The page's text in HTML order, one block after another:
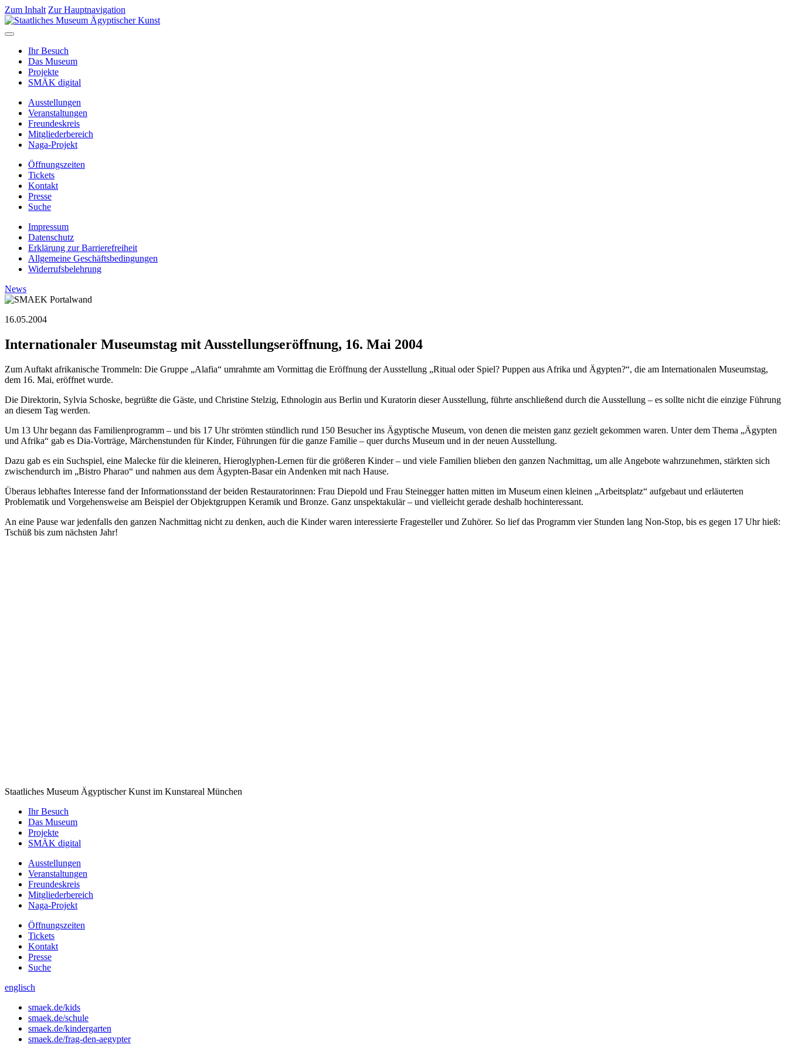
Zum Inhalt Zur Hauptnavigation
Ihr Besuch
Das Museum
Projekte
SMÄK digital
Ausstellungen
Veranstaltungen
Freundeskreis
Mitgliederbereich
Naga-Projekt
Öffnungszeiten
Tickets
Kontakt
Presse
Suche
Impressum
Datenschutz
Erklärung zur Barrierefreiheit
Allgemeine Geschäftsbedingungen
Widerrufsbelehrung
News
16.05.2004
Internationaler Museumstag mit Ausstellungseröffnung, 16. Mai 2004
Zum Auftakt afrikanische Trommeln: Die Gruppe „Alafia“ umrahmte am Vormittag die Eröffnung der Ausstellung „Ritual oder Spiel? Puppen aus Afrika und Ägypten?“, die am Internationalen Museumstag,
dem 16. Mai, eröffnet wurde.
Die Direktorin, Sylvia Schoske, begrüßte die Gäste, und Christine Stelzig, Ethnologin aus Berlin und Kuratorin dieser Ausstellung, führte anschließend durch die Ausstellung – es sollte nicht die einzige Führung
an diesem Tag werden.
Um 13 Uhr begann das Familienprogramm – und bis 17 Uhr strömten stündlich rund 150 Besucher ins Ägyptische Museum, von denen die meisten ganz gezielt gekommen waren. Unter dem Thema „Ägypten
und Afrika“ gab es Dia-Vorträge, Märchenstunden für Kinder, Führungen für die ganze Familie – quer durchs Museum und in der neuen Ausstellung.
Dazu gab es ein Suchspiel, eine Malecke für die kleineren, Hieroglyphen-Lernen für die größeren Kinder – und viele Familien blieben den ganzen Nachmittag, um alle Angebote wahrzunehmen, stärkten sich
zwischendurch im „Bistro Pharao“ und nahmen aus dem Ägypten-Basar ein Andenken mit nach Hause.
Überaus lebhaftes Interesse fand der Informationsstand der beiden Restauratorinnen: Frau Diepold und Frau Steinegger hatten mitten im Museum einen kleinen „Arbeitsplatz“ aufgebaut und erläuterten
Problematik und Vorgehensweise am Beispiel der Objektgruppen Keramik und Bronze. Ganz unspektakulär – und vielleicht gerade deshalb hochinteressant.
An eine Pause war jedenfalls den ganzen Nachmittag nicht zu denken, auch die Kinder waren interessierte Fragesteller und Zuhörer. So lief das Programm vier Stunden lang Non-Stop, bis es gegen 17 Uhr hieß:
Tschüß bis zum nächsten Jahr!
Staatliches Museum Ägyptischer Kunst im Kunstareal München
Ihr Besuch
Das Museum
Projekte
SMÄK digital
Ausstellungen
Veranstaltungen
Freundeskreis
Mitgliederbereich
Naga-Projekt
Öffnungszeiten
Tickets
Kontakt
Presse
Suche
englisch
smaek.de/kids
smaek.de/schule
smaek.de/kindergarten
smaek.de/frag-den-aegypter